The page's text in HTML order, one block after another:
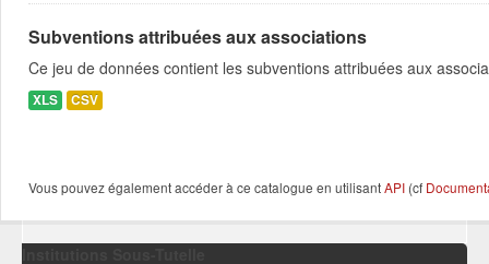
Subventions attribuées aux associations
Ce jeu de données contient les subventions attribuées aux
XLS CSV
Vous pouvez également accéder à ce catalogue en utilisantAPI (cf